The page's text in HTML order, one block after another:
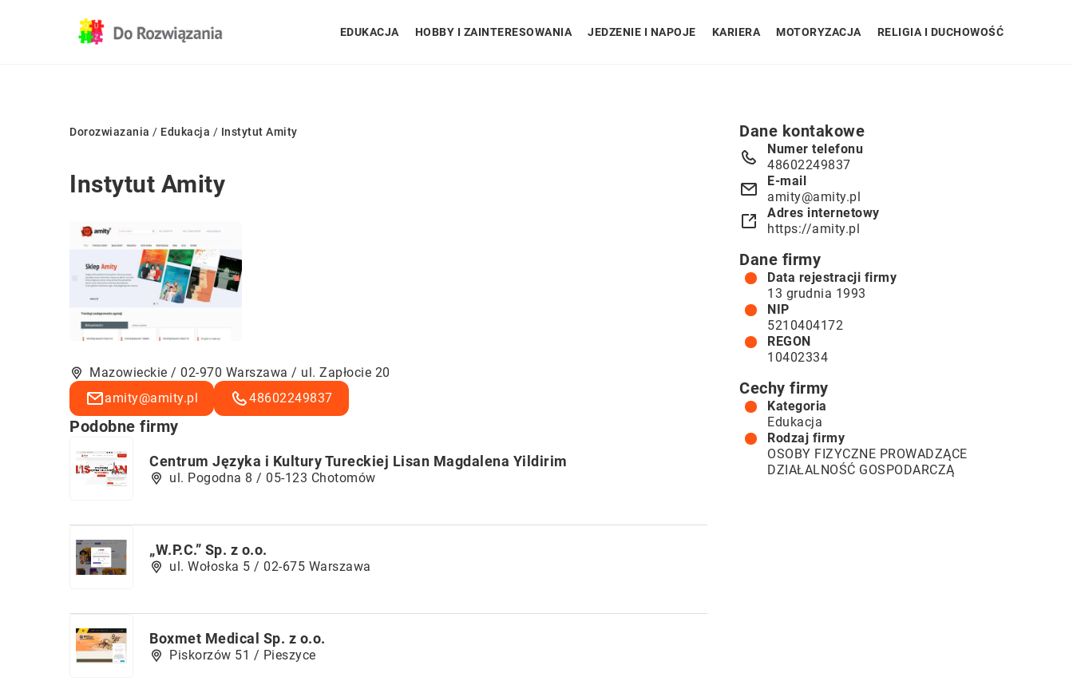
EDUKACJA HOBBY I ZAINTERESOWANIA JEDZENIE I NAPOJE KARIERA MOTORYZACJA RELIGIA I DUCHOWOŚĆ
Dorozwiazania / Edukacja / Instytut Amity
Instytut Amity
Mazowieckie / 02-970 Warszawa / ul. Zapłocie 20
amity@amity.pl
48602249837
Podobne firmy
Centrum Języka i Kultury Tureckiej Lisan Magdalena Yildirim
ul. Pogodna 8 / 05-123 Chotomów
„W.P.C.” Sp. z o.o.
ul. Wołoska 5 / 02-675 Warszawa
Boxmet Medical Sp. z o.o.
Piskorzów 51 / Pieszyce
Dane kontakowe
Numer telefonu
48602249837
E-mail
amity@amity.pl
Adres internetowy
https://amity.pl
Dane firmy
Data rejestracji firmy
13 grudnia 1993
NIP
5210404172
REGON
10402334
Cechy firmy
Kategoria
Edukacja
Rodzaj firmy
OSOBY FIZYCZNE PROWADZĄCE
DZIAŁALNOŚĆ GOSPODARCZĄ